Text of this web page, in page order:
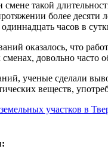
такой
более десяти
часов в
оказалось, что
довольно часто
ученые сделали
веществ,
участков в